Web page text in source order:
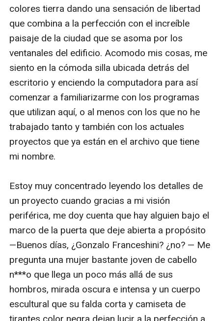
colores tierra dando una sensación de libertad
que combina a la perfección con el increíble
paisaje de la ciudad que se asoma por los
ventanales del edificio. Acomodo mis cosas, me
siento en la cómoda silla ubicada detrás del
escritorio y enciendo la computadora para así
comenzar a familiarizarme con los programas
que utilizan aquí, o al menos con los que no he
trabajado tanto y también con los actuales
proyectos que ya están en el archivo que tiene
mi nombre.
Estoy muy concentrado leyendo los detalles de
un proyecto cuando gracias a mi visión
periférica, me doy cuenta que hay alguien bajo el
marco de la puerta que deje abierta a propósito
—Buenos días, ¿Gonzalo Franceshini? ¿no? — Me
pregunta una mujer bastante joven de cabello
n***o que llega un poco más allá de sus
hombros, mirada oscura e intensa y un cuerpo
escultural que su falda corta y camiseta de
tirantes color negra dejan lucir a la perfección a